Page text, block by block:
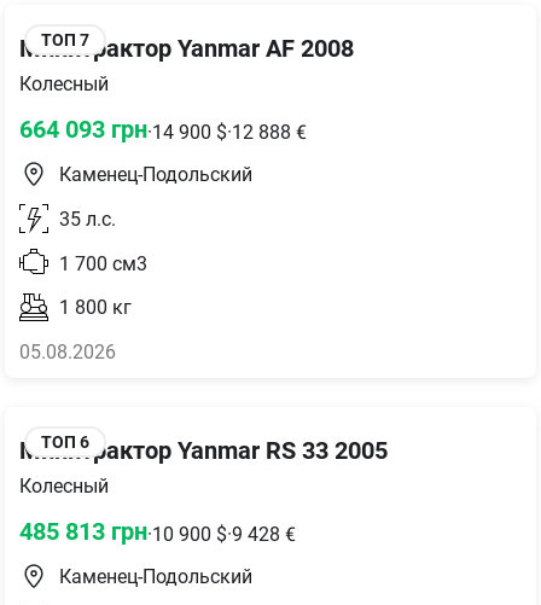
ТОП 7
Минитрактор Yanmar AF 2008
Колесный
664 093 грн·14 900 $·12 888 €
Каменец-Подольский
35 л.с.
1 700 см3
1 800 кг
05.08.2026
ТОП 6
Минитрактор Yanmar RS 33 2005
Колесный
485 813 грн·10 900 $·9 428 €
Каменец-Подольский